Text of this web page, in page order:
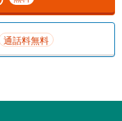
通話料無料